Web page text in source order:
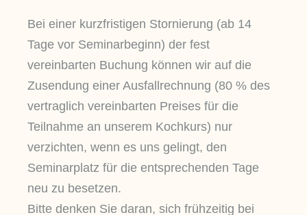
Bei einer kurzfristigen Stornierung (ab 14
Tage vor Seminarbeginn) der fest
vereinbarten Buchung können wir auf die
Zusendung einer Ausfallrechnung (80 % des
vertraglich vereinbarten Preises für die
Teilnahme an unserem Kochkurs) nur
verzichten, wenn es uns gelingt, den
Seminarplatz für die entsprechenden Tage
neu zu besetzen.
Bitte denken Sie daran, sich frühzeitig bei